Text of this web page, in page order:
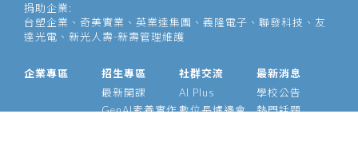
捐助企業:
台塑企業、奇美實業、英業達集團、義隆電子、聯發科技、友
達光電、新光人壽-新壽管理維護
企業專區
招生專區
最新開課
GenAI素養實作
社群交流
AI Plus
數位長爐邊會
最新消息
學校公告
熱門話題